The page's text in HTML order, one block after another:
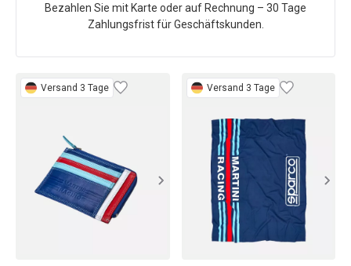
Bezahlen Sie mit Karte oder auf Rechnung – 30 Tage
Zahlungsfrist für Geschäftskunden.
Versand 3 Tage Versand 3 Tage